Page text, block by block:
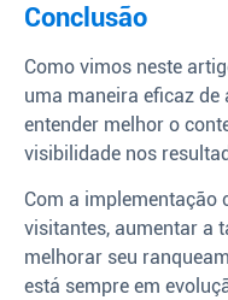
Conclusão
Como vimos neste
uma maneira eficaz de
entender melhor o
visibilidade nos
Com a implementação
visitantes, aumentar a
melhorar seu
está sempre em